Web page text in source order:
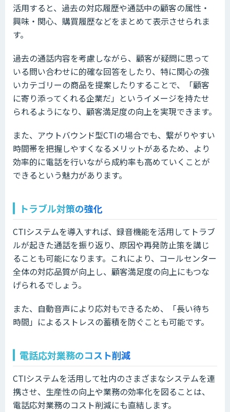
活用すると、過去の対応履歴や通話中の顧客の属性・
興味・関心、購買履歴などをまとめて表示させられま
す。
過去の通話内容を考慮しながら、顧客が疑問に思って
いる問い合わせに的確な回答をしたり、特に関心の強
いカテゴリーの商品を提案したりすることで、「顧客
に寄り添ってくれる企業だ」というイメージを持たせ
られるようになり、顧客満足度の向上を実現できます。
また、アウトバウンド型CTIの場合でも、繋がりやすい
時間帯を把握しやすくなるメリットがあるため、より
効率的に電話を行いながら成約率も高めていくことが
できるという魅力があります。
トラブル対策の強化
CTIシステムを導入すれば、録音機能を活用してトラブ
ルが起きた通話を振り返り、原因や再発防止策を講じ
ることも可能になります。これにより、コールセンター
全体の対応品質が向上し、顧客満足度の向上にもつな
げられるでしょう。
また、自動音声により応対もできるため、「長い待ち
時間」によるストレスの蓄積を防ぐことも可能です。
電話応対業務のコスト削減
CTIシステムを活用して社内のさまざまなシステムを連
携させ、生産性の向上や業務の効率化を図ることは、
電話応対業務のコスト削減にも直結します。